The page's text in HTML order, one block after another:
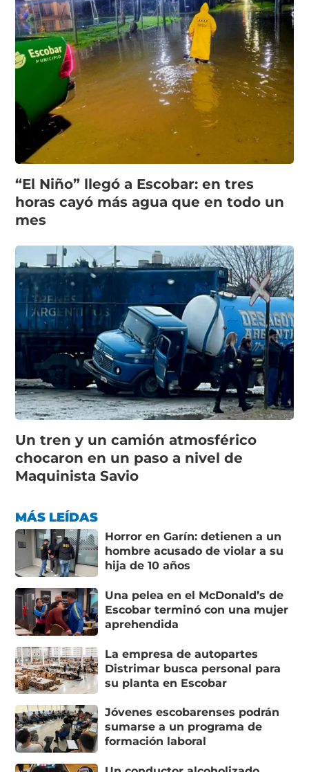
“El Niño” llegó a Escobar: en tres
horas cayó más agua que en todo un
mes
Un tren y un camión atmosférico
chocaron en un paso a nivel de
Maquinista Savio
MÁS LEÍDAS
Horror en Garín: detienen a un
hombre acusado de violar a su
hija de 10 años
Una pelea en el McDonald’s de
Escobar terminó con una mujer
aprehendida
La empresa de autopartes
Distrimar busca personal para
su planta en Escobar
Jóvenes escobarenses podrán
sumarse a un programa de
formación laboral